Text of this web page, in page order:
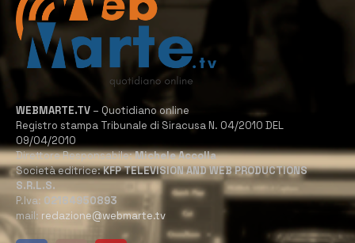
WEBMARTE.TV – Quotidiano online
Registro stampa Tribunale di Siracusa N. 04/2010 DEL
09/04/2010
Direttore Responsabile:Michele Accolla
Società editrice:KFP TELEVISION AND WEB PRODUCTIONS
S.R.L.S.
P.Iva: 02184950893
mail: redazione@webmarte.tv